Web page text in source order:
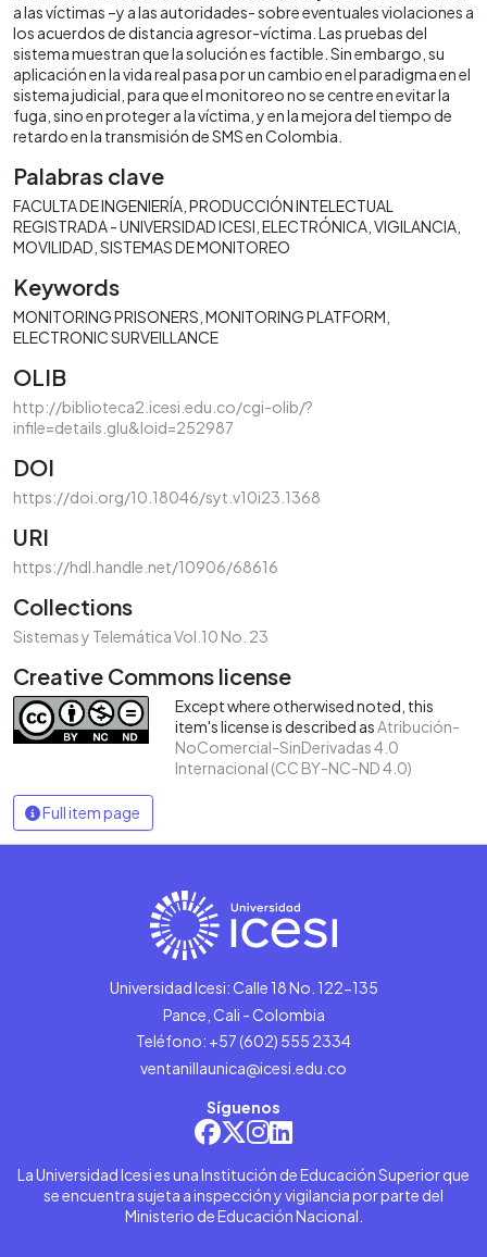
a las víctimas –y a las autoridades- sobre eventuales violaciones a
los acuerdos de distancia agresor-víctima. Las pruebas del
sistema muestran que la solución es factible. Sin embargo, su
aplicación en la vida real pasa por un cambio en el paradigma en el
sistema judicial, para que el monitoreo no se centre en evitar la
fuga, sino en proteger a la víctima, y en la mejora del tiempo de
retardo en la transmisión de SMS en Colombia.
Palabras clave
FACULTA DE INGENIERÍA PRODUCCIÓN INTELECTUAL
REGISTRADA - UNIVERSIDAD ICESI ELECTRÓNICA VIGILANCIA
MOVILIDAD SISTEMAS DE MONITOREO
Keywords
MONITORING PRISONERS MONITORING PLATFORM
ELECTRONIC SURVEILLANCE
OLIB
http://biblioteca2.icesi.edu.co/cgi-olib/?
infile=details.glu&loid=252987
DOI
https://doi.org/10.18046/syt.v10i23.1368
URI
https://hdl.handle.net/10906/68616
Collections
Sistemas y Telemática Vol.10 No. 23
Creative Commons license
Except where otherwised noted, this
item's license is described asAtribución-
NoComercial-SinDerivadas 4.0
Internacional (CC BY-NC-ND 4.0)
Full item page
Universidad Icesi: Calle 18 No. 122-135
Pance, Cali - Colombia
Teléfono: +57 (602) 555 2334
ventanillaunica@icesi.edu.co
Síguenos
La Universidad Icesi es una Institución de Educación Superior que
se encuentra sujeta a inspección y vigilancia por parte del
Ministerio de Educación Nacional.